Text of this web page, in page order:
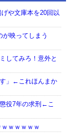
や文庫本を20回以
が映ってしまう
してみろ！意外と
す」←これほんまか
役7年の求刑←こ
ｗｗｗｗｗ